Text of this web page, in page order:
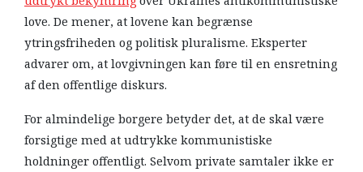
love. De mener, at lovene kan begrænse
ytringsfriheden og politisk pluralisme. Eksperter
advarer om, at lovgivningen kan føre til en ensretning
af den offentlige diskurs.
For almindelige borgere betyder det, at de skal være
forsigtige med at udtrykke kommunistiske
holdninger offentligt. Selvom private samtaler ikke er